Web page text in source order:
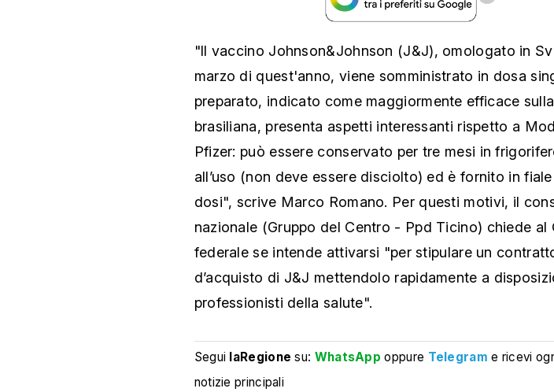
"ll vaccino Johnson&Johnson (J&J), omologato in
marzo di quest'anno, viene somministrato in dosa
preparato, indicato come maggiormente efficace
brasiliana, presenta aspetti interessanti rispetto a
Pfizer: può essere conservato per tre mesi in
all’uso (non deve essere disciolto) ed è fornito in
dosi", scrive Marco Romano. Per questi motivi, il
nazionale (Gruppo del Centro - Ppd Ticino) chiede al
federale se intende attivarsi "per stipulare un
d’acquisto di J&J mettendolo rapidamente a
professionisti della salute".
Segui laRegione su: WhatsApp oppure Telegram e ricevi
notizie principali